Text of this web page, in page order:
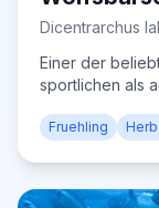
Dicentrarchus
Einer der
sportlichen als
Fruehling